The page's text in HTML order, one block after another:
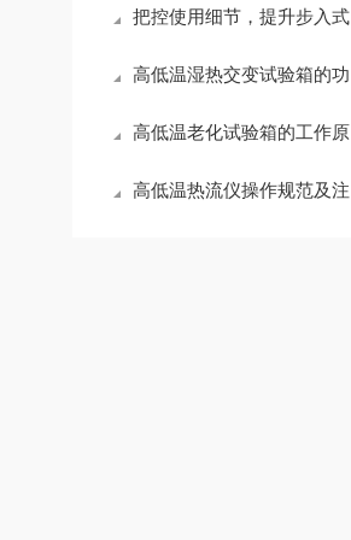
把控使用细节，提升步入式高低温试验箱测试精度
高低温湿热交变试验箱的功能应用与养护技巧
高低温老化试验箱的工作原理与性能解析
高低温热流仪操作规范及注意事项